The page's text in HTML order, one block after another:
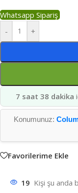
Whatsapp Sipariş
-
+
7 saat 38 dakika
Konumunuz:
Favorilerime Ekle
19 Kişi şu anda